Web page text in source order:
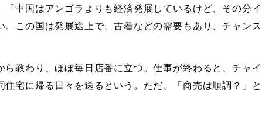
中国はアンゴラよりも経済発展しているけど、その分イ
。この国は発展途上で、古着などの需要もあり、チャンス
教わり、ほぼ毎日店番に立つ。仕事が終わると、チャイ
宅に帰る日々を送るという。ただ、「商売は順調？」と